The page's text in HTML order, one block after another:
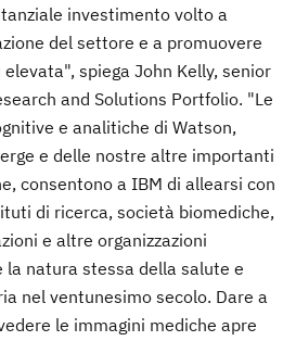
investimento volto a
del settore e a promuovere
spiega John Kelly, senior
and Solutions Portfolio. "Le
e analitiche di Watson,
e delle nostre altre importanti
consentono a IBM di allearsi con
di ricerca, società biomediche,
e altre organizzazioni
la natura stessa della salute e
nel ventunesimo secolo. Dare a
le immagini mediche apre